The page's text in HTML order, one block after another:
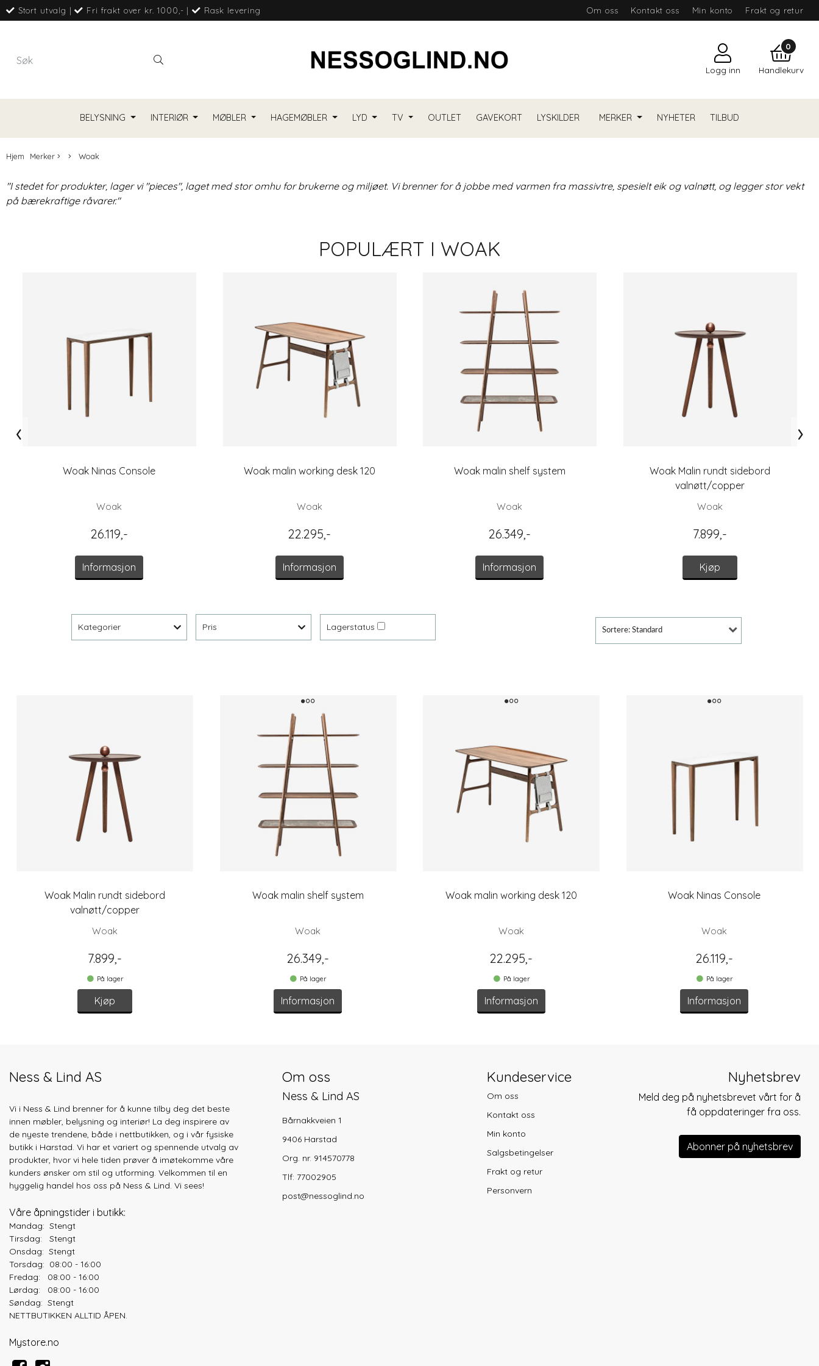
Stort utvalg | Fri frakt over kr. 1000,- | Rask levering Om oss Kontakt oss Min konto Frakt og retur
Logg inn
0
Handlekurv
BELYSNING INTERIØR MØBLER HAGEMØBLER LYD TV OUTLET GAVEKORT LYSKILDER MERKER NYHETER TILBUD
Hjem Merker Woak
"I stedet for produkter, lager vi "pieces", laget med stor omhu for brukerne og miljøet. Vi brenner for å jobbe med varmen fra massivtre, spesielt eik og valnøtt, og legger stor vekt
på bærekraftige råvarer."
POPULÆRT I WOAK
Woak Ninas Console
Woak
26.119,-
Informasjon
Woak malin working desk 120
Woak
22.295,-
Informasjon
Woak malin shelf system
Woak
26.349,-
Informasjon
Woak Malin rundt sidebord
valnøtt/copper
Woak
7.899,-
Kjøp
‹ ›
Kategorier Pris Lagerstatus Sortere: Standard
Woak Malin rundt sidebord
valnøtt/copper
Woak
7.899,-
På lager
Kjøp
Woak malin shelf system
Woak
26.349,-
På lager
Informasjon
Woak malin working desk 120
Woak
22.295,-
På lager
Informasjon
Woak Ninas Console
Woak
26.119,-
På lager
Informasjon
Ness & Lind AS
Vi i Ness & Lind brenner for å kunne tilby deg det beste
innen møbler, belysning og interiør! La deg inspirere av
de nyeste trendene, både i nettbutikken, og i vår fysiske
butikk i Harstad. Vi har et variert og spennende utvalg av
produkter, hvor vi hele tiden prøver å imøtekomme våre
kunders ønsker om stil og utforming. Velkommen til en
hyggelig handel hos oss på Ness & Lind. Vi sees!
Våre åpningstider i butikk:
Mandag: Stengt
Tirsdag: Stengt
Onsdag: Stengt
Torsdag: 08:00 - 16:00
Fredag: 08:00 - 16:00
Lørdag: 08:00 - 16:00
Søndag: Stengt
NETTBUTIKKEN ALLTID ÅPEN.
Mystore.no
Om oss
Ness & Lind AS
Bårnakkveien 1
9406 Harstad
Org. nr. 914570778
Tlf: 77002905
post@nessoglind.no
Kundeservice
Om oss
Kontakt oss
Min konto
Salgsbetingelser
Frakt og retur
Personvern
Nyhetsbrev
Meld deg på nyhetsbrevet vårt for å
få oppdateringer fra oss.
Abonner på nyhetsbrev